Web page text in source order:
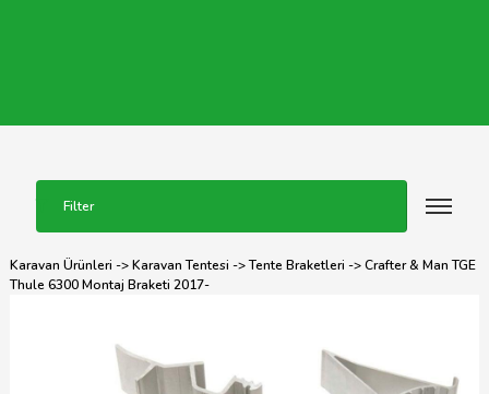
Filter
Karavan Ürünleri ->Karavan Tentesi ->Tente Braketleri -> Crafter & Man TGE
Thule 6300 Montaj Braketi 2017-